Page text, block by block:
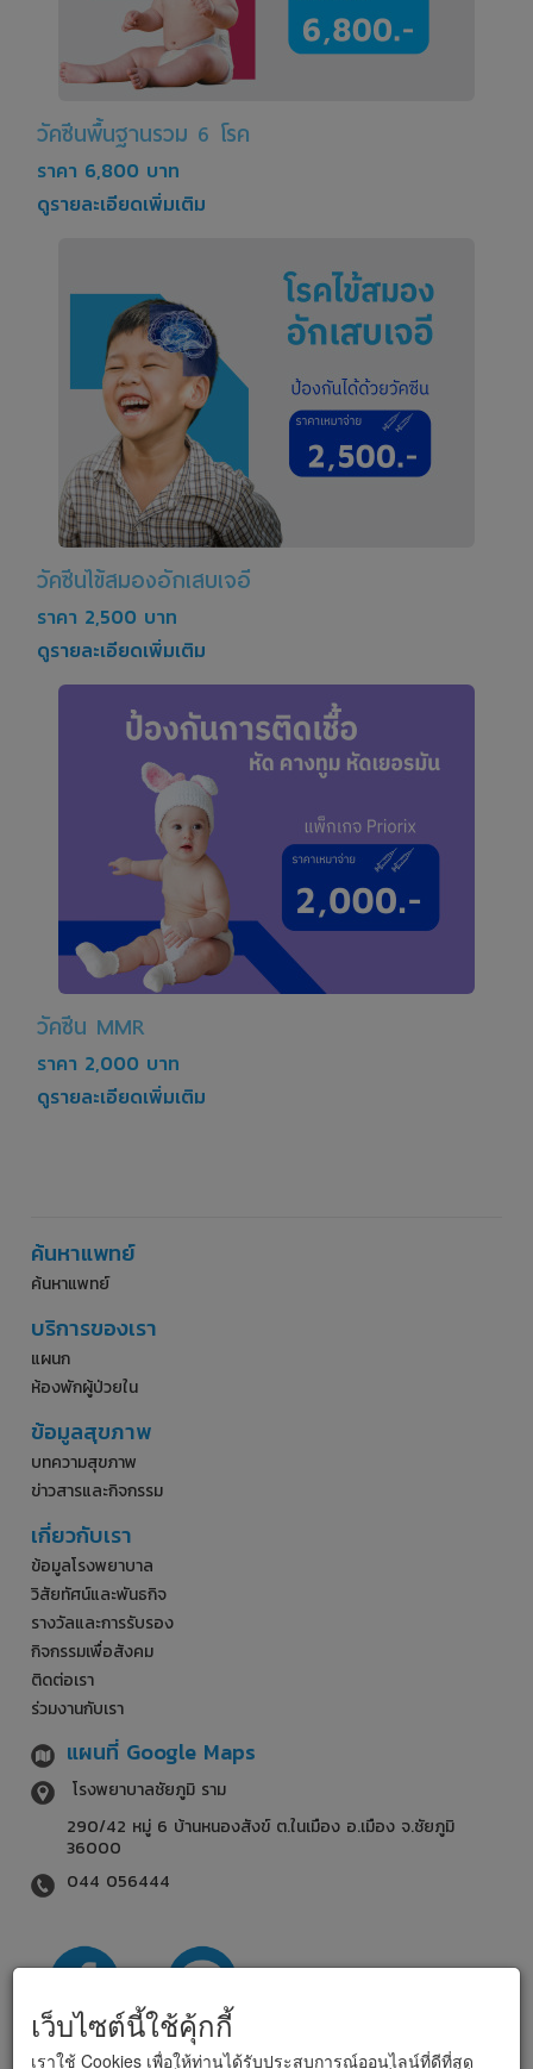
เว็บไซต์นี้ใช้คุ้กกี้
เราใช้ Cookies เพื่อให้ท่านได้รับประสบการณ์ออนไลน์ที่ดีที่สุด
วัคซีนพื้นฐานรวม 6 โรค
ราคา 6,800 บาท
ดูรายละเอียดเพิ่มเติม
วัคซีนไข้สมองอักเสบเจอี
ราคา 2,500 บาท
ดูรายละเอียดเพิ่มเติม
วัคซีน MMR
ราคา 2,000 บาท
ดูรายละเอียดเพิ่มเติม
ค้นหาแพทย์
ค้นหาแพทย์
บริการของเรา
แผนก
ห้องพักผู้ป่วยใน
ข้อมูลสุขภาพ
บทความสุขภาพ
ข่าวสารและกิจกรรม
เกี่ยวกับเรา
ข้อมูลโรงพยาบาล
วิสัยทัศน์และพันธกิจ
รางวัลและการรับรอง
กิจกรรมเพื่อสังคม
ติดต่อเรา
ร่วมงานกับเรา
แผนที่ Google Maps
โรงพยาบาลชัยภูมิ ราม
290/42 หมู่ 6 บ้านหนองสังข์ ต.ในเมือง อ.เมือง จ.ชัยภูมิ
36000
044 056444